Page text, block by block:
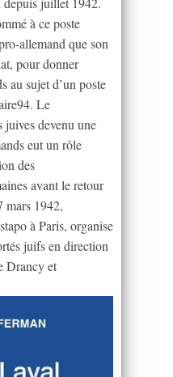
à ce poste
allemand que son
pour donner
au sujet d’un poste
Le
devenu une
eut un rôle
des
avant le retour
mars 1942,
à Paris, organise
juifs en direction
Drancy et